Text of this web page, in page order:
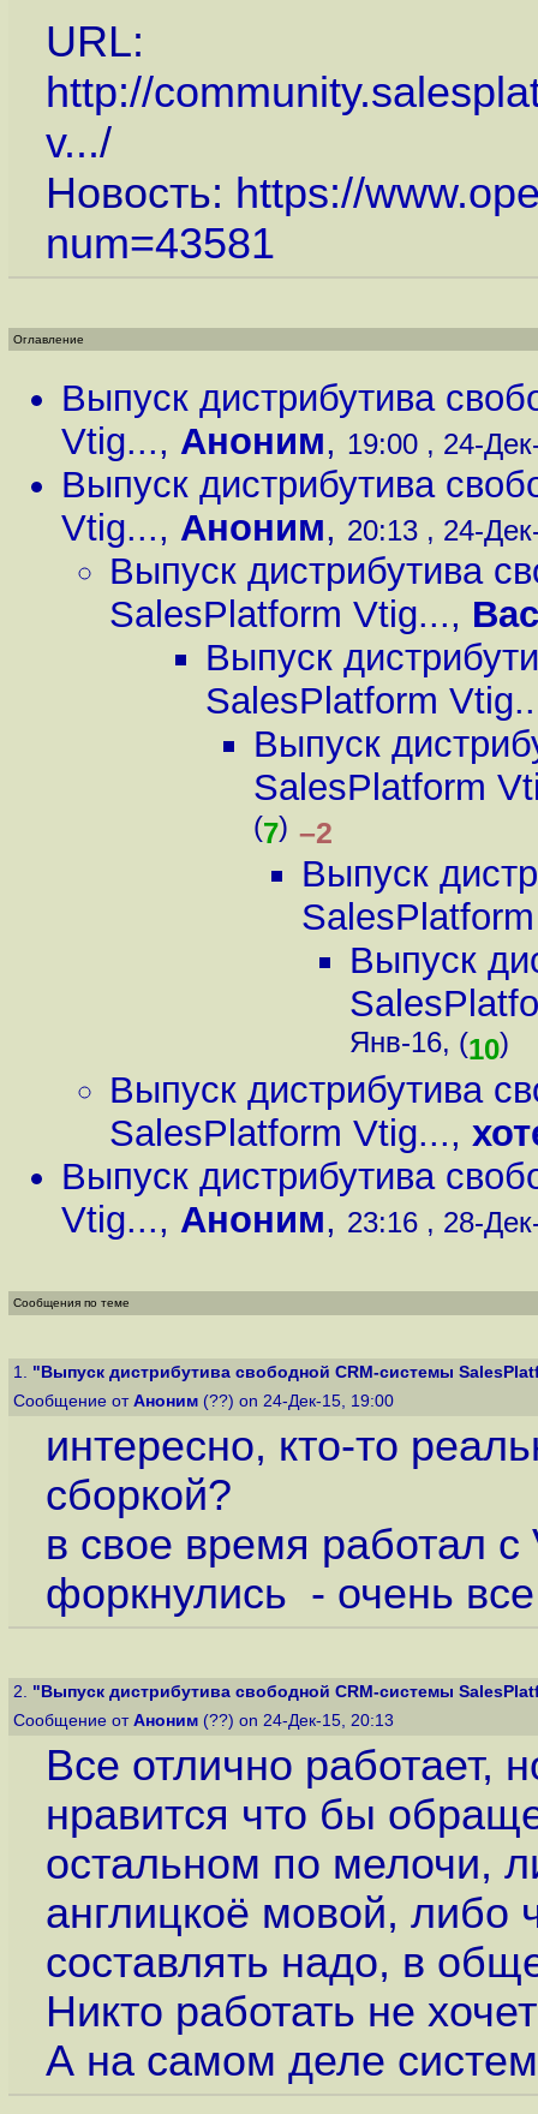
URL:
http://
v.../
Новость: https://
num=43581
Оглавление
Выпуск дистрибутива
Vtig..., Аноним, 19:00 , 24-
Выпуск дистрибутива
Vtig..., Аноним, 20:13 , 24-
Выпуск дистрибутива
SalesPlatform Vtig...,
Выпуск
SalesPlatform
Выпуск
SalesPlatform
(7) –2
Выпуск
Выпуск
Янв-16, (10)
Выпуск дистрибутива
SalesPlatform Vtig...,
Выпуск дистрибутива
Vtig..., Аноним, 23:16 , 28-
Сообщения по теме
1. "Выпуск дистрибутива свободной CRM-системы
Сообщение от Аноним (??) on 24-Дек-15, 19:00
интересно, кто-то
сборкой?
в свое время работал с
форкнулись - очень
2. "Выпуск дистрибутива свободной CRM-системы
Сообщение от Аноним (??) on 24-Дек-15, 20:13
Все отлично работает,
нравится что бы
остальном по мелочи,
англицкоё мовой, либо
составлять надо, в
Никто работать не хочет
А на самом деле